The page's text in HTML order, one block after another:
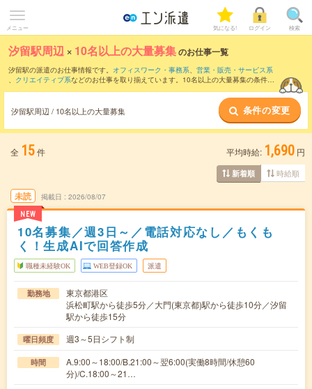
メニュー 気になる! ログイン 検索
汐留駅周辺 × 10名以上の大量募集のお仕事一覧
汐留駅の派遣のお仕事情報です。 オフィスワーク・事務系、 営業・販売・サービス系
、 クリエイティブ系などのお仕事を取り揃えています。10名以上の大量募集の条件の
汐留駅周辺 / 10名以上の大量募集 条件の変更
全 15件 平均時給: 1,690 円
新着順 時給順
未読
NEW
掲載日 2026/08/07
10名募集／週3日～／電話対応なし／もくも
く！生成AIで回答作成
職種未経験OK WEB登録OK 派遣
勤務地
東京都港区
浜松町駅から徒歩5分／大門(東京都)駅から徒歩10分／汐留
駅から徒歩15分
曜日頻度 週3～5日シフト制
時間
A.9:00～18:00/B.21:00～翌6:00(実働8時間/休憩60
分)/C.18:00～21…